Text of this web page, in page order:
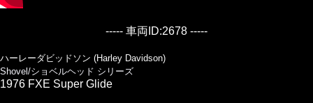
----- 車両ID:2678 -----
ハーレーダビッドソン (Harley Davidson)
Shovel/ショベルヘッド シリーズ
1976 FXE Super Glide